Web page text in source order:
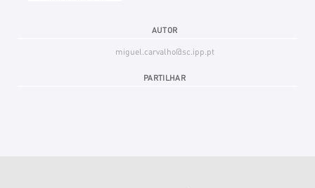
AUTOR
miguel.carvalho@sc.ipp.pt
PARTILHAR